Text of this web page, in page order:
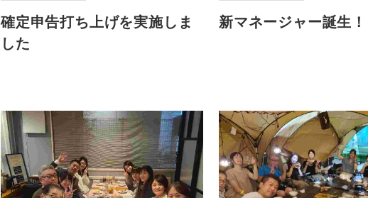
確定申告打ち上げを実施しま
した
新マネージャー誕生！